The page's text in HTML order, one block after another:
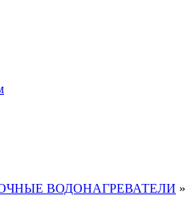
ВОДОНАГРЕВАТЕЛИ »